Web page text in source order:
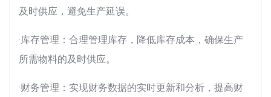
及时供应，避免生产延误。
·库存管理：合理管理库存，降低库存成本，确保生产
所需物料的及时供应。
·财务管理：实现财务数据的实时更新和分析，提高财